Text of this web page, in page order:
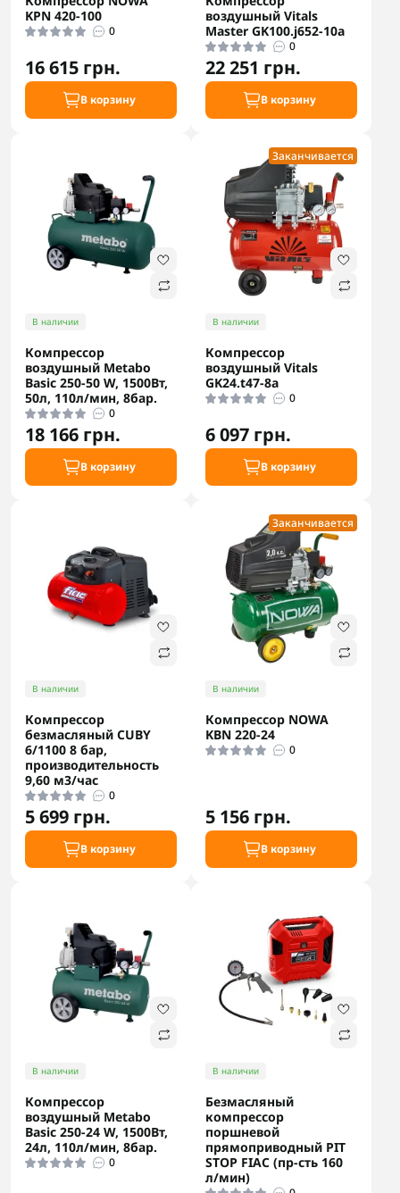
KPN 420-100
0
16 615 грн.
В корзину
воздушный Vitals
Master GK100.j652-10a
0
22 251 грн.
В корзину
В наличии
Компрессор
воздушный Metabo
Basic 250-50 W, 1500Вт,
50л, 110л/мин, 8бар.
0
18 166 грн.
В корзину
Заканчивается
В наличии
Компрессор
воздушный Vitals
GK24.t47-8a
0
6 097 грн.
В корзину
В наличии
Компрессор
безмасляный CUBY
6/1100 8 бар,
производительность
9,60 м3/час
0
5 699 грн.
В корзину
Заканчивается
В наличии
Компрессор NOWA
KBN 220-24
0
5 156 грн.
В корзину
В наличии
Компрессор
воздушный Metabo
Basic 250-24 W, 1500Вт,
24л, 110л/мин, 8бар.
0
В наличии
Безмасляный
компрессор
поршневой
прямоприводный PIT
STOP FIAC (пр-сть 160
л/мин)